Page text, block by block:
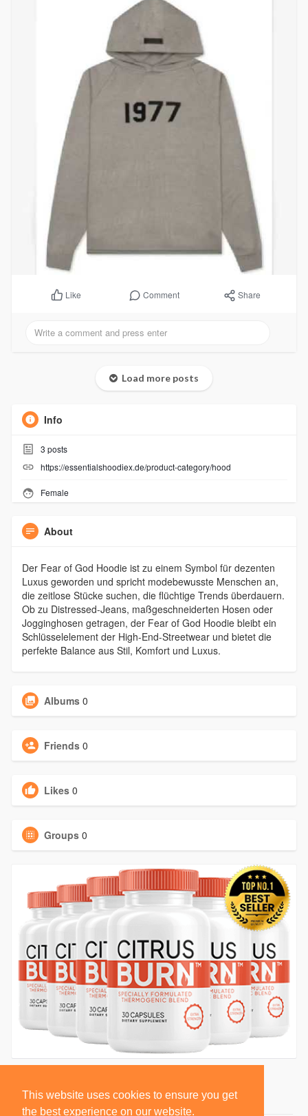
This website uses cookies to ensure you get
the best experience on our website.
Like Comment Share
Load more posts
Info
3 posts
https://essentialshoodiex.de/product-category/hood
Female
About
Der Fear of God Hoodie ist zu einem Symbol für dezenten
Luxus geworden und spricht modebewusste Menschen an,
die zeitlose Stücke suchen, die flüchtige Trends überdauern.
Ob zu Distressed-Jeans, maßgeschneiderten Hosen oder
Jogginghosen getragen, der Fear of God Hoodie bleibt ein
Schlüsselelement der High-End-Streetwear und bietet die
perfekte Balance aus Stil, Komfort und Luxus.
Albums 0
Friends 0
Likes 0
Groups 0